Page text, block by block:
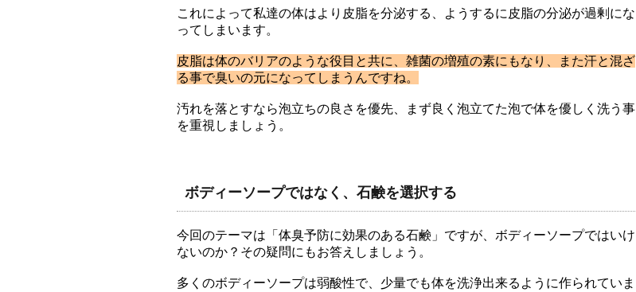
これによって私達の体はより皮脂を分泌する、ようするに皮脂の分泌が過剰にな
ってしまいます。
皮脂は体のバリアのような役目と共に、雑菌の増殖の素にもなり、また汗と混ざ
る事で臭いの元になってしまうんですね。
汚れを落とすなら泡立ちの良さを優先、まず良く泡立てた泡で体を優しく洗う事
を重視しましょう。
ボディーソープではなく、石鹸を選択する
今回のテーマは「体臭予防に効果のある石鹸」ですが、ボディーソープではいけ
ないのか？その疑問にもお答えしましょう。
多くのボディーソープは弱酸性で、少量でも体を洗浄出来るように作られていま